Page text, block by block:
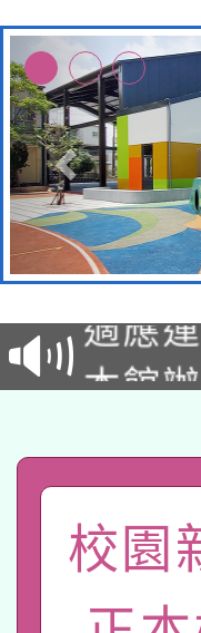
本校
招甄
招)
適應
本館
礎課程
A3數
「數
pilot」
校園